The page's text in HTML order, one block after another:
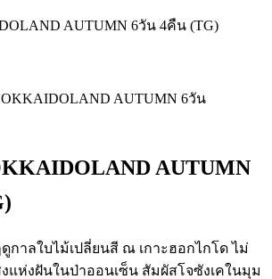
AUTUMN 6วัน 4คืน (TG)
AUTUMN
กาลใบไม้เปลี่ยนสี ณ เกาะฮอกไกโด ไม่
แห่งฝันในป่าออนเซ็น สัมผัสโจซังเคในมุม